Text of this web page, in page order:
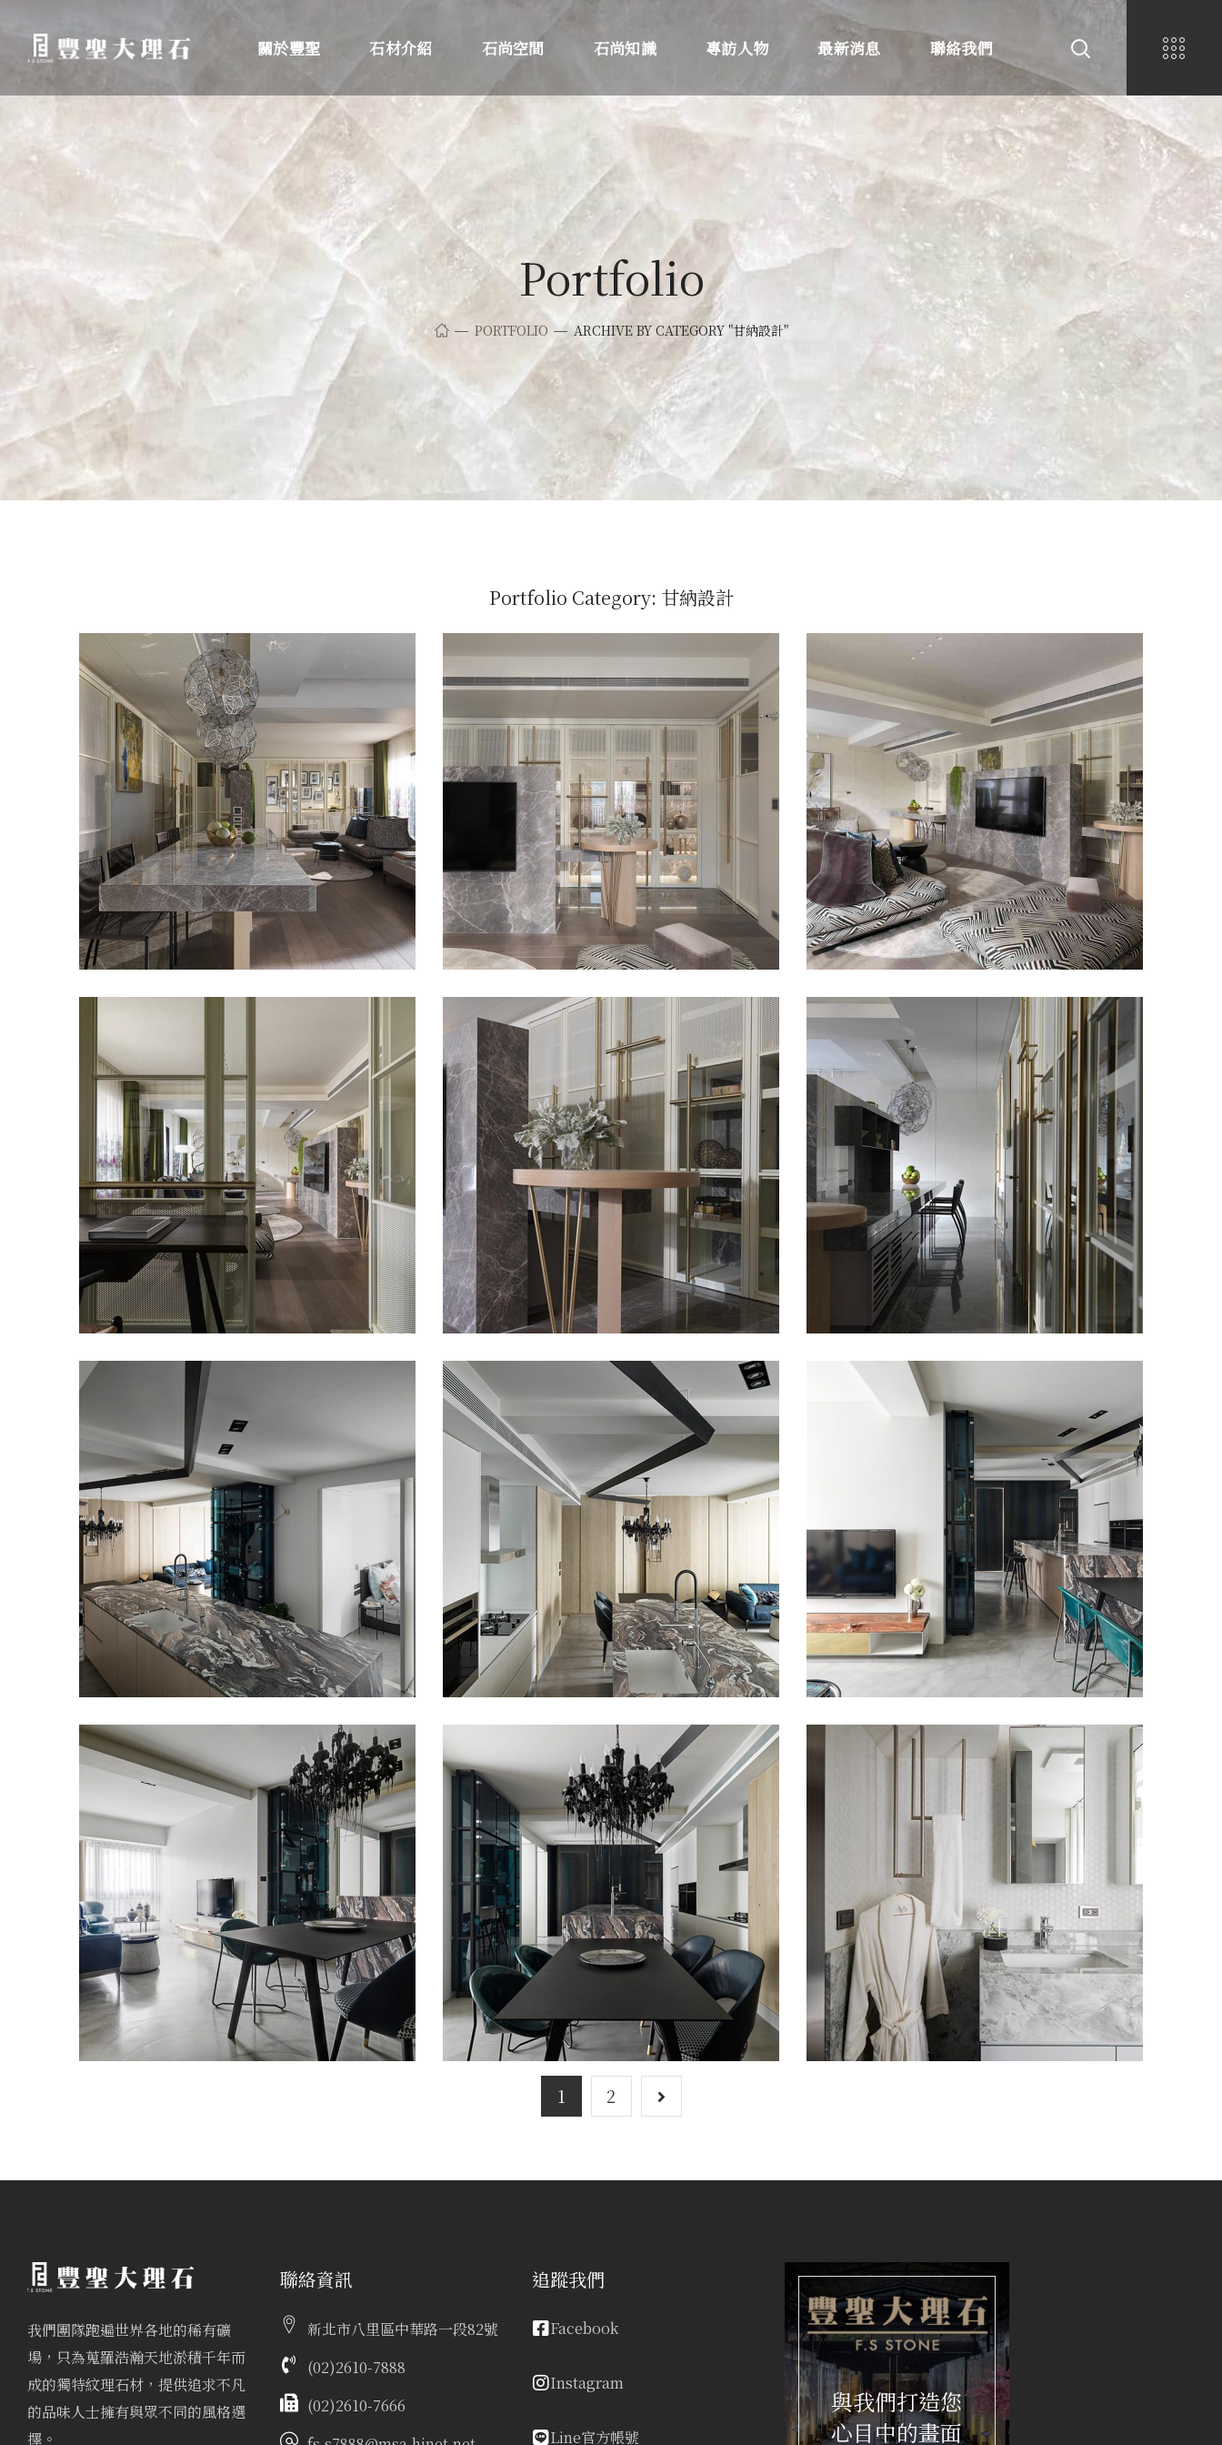
關於豐聖 石材介紹 石尚空間 石尚知識 專訪人物 最新消息 聯絡我們
Portfolio
PORTFOLIO ARCHIVE BY CATEGORY "甘納設計"
Portfolio Category: 甘納設計
愛馬仕灰中島檯面
甘納設計
愛馬仕灰電視牆 I 愛馬仕灰電視牆 II
甘納設計
愛馬仕灰電視牆 III
甘納設計
愛馬仕灰電視牆 IV
甘納設計
愛馬仕灰中島地坪
甘納設計
紀凡希中島檯面 I
甘納設計
紀凡希中島檯面 II
甘納設計
紀凡希中島檯面 III
紀凡希中島檯面 IV 紀凡希中島檯面 V
甘納設計
星空洗手檯面
1 2
我們團隊跑遍世界各地的稀有礦
場，只為蒐羅浩瀚天地淤積千年而
成的獨特紋理石材，提供追求不凡
的品味人士擁有與眾不同的風格選
擇。
聯絡資訊
新北市八里區中華路一段82號
(02)2610-7888
(02)2610-7666
追蹤我們
Facebook
Instagram
Line官方帳號
與我們打造您
心目中的畫面